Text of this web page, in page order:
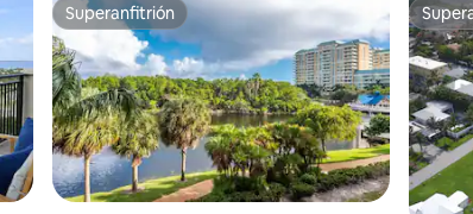
Superanfitrión
Superanfitrión